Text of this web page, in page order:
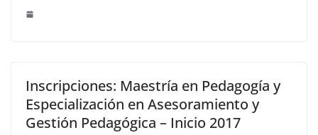
Inscripciones: Maestría en Pedagogía y
Especialización en Asesoramiento y
Gestión Pedagógica – Inicio 2017